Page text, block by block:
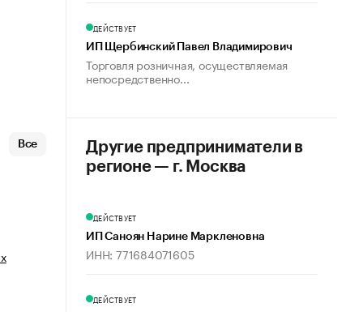
Все
ДЕЙСТВУЕТ
ИП Щербинский Павел Владимирович
Торговля розничная, осуществляемая
непосредственно...
Другие предприниматели в
регионе — г. Москва
ДЕЙСТВУЕТ
ИП Саноян Нарине Маркленовна
ИНН: 771684071605
ДЕЙСТВУЕТ